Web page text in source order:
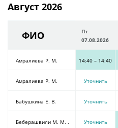
Август 2026
ФИО
Пт
07.08.2026
Амралиева Р. М. 14:40 – 14:40
Амралиева Р. М. Уточнить
Бабушкина Е. В. Уточнить
Беберашвили М. М. . Уточнить